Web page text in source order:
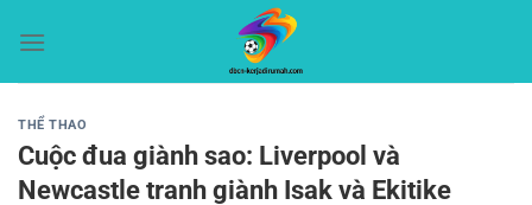
qua
THỂ THAO
Cuộc đua giành sao: Liverpool và
Newcastle tranh giành Isak và Ekitike